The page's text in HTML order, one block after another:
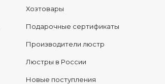
Хозтовары
Подарочные сертификаты
Производители люстр
Люстры в России
Новые поступления